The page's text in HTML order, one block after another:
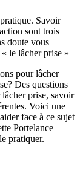
Savoir
sont trois
doute vous
le lâcher prise »
pour lâcher
Des questions
prise, savoir
Voici une
face à ce sujet
Portelance
pratiquer.